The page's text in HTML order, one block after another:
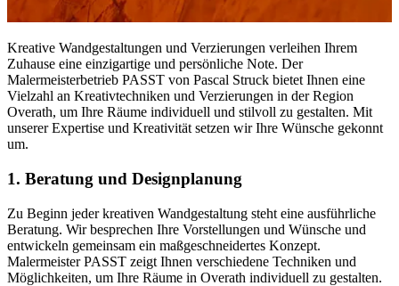
Kreative Wandgestaltungen und Verzierungen verleihen Ihrem
Zuhause eine einzigartige und persönliche Note. Der
Malermeisterbetrieb PASST von Pascal Struck bietet Ihnen eine
Vielzahl an Kreativtechniken und Verzierungen in der Region
Overath, um Ihre Räume individuell und stilvoll zu gestalten. Mit
unserer Expertise und Kreativität setzen wir Ihre Wünsche gekonnt
um.
1. Beratung und Designplanung
Zu Beginn jeder kreativen Wandgestaltung steht eine ausführliche
Beratung. Wir besprechen Ihre Vorstellungen und Wünsche und
entwickeln gemeinsam ein maßgeschneidertes Konzept.
Malermeister PASST zeigt Ihnen verschiedene Techniken und
Möglichkeiten, um Ihre Räume in Overath individuell zu gestalten.